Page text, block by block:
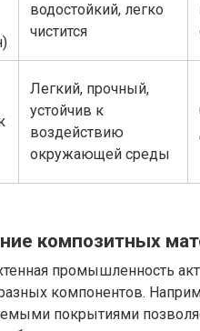
водостойкий, легко
чистится
Легкий, прочный,
устойчив к
воздействию
окружающей среды
композитных
промышленность
компонентов.
покрытиями